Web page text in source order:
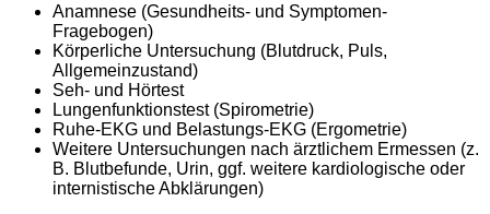
Anamnese (Gesundheits- und Symptomen-
Fragebogen)
Körperliche Untersuchung (Blutdruck, Puls,
Allgemeinzustand)
Seh- und Hörtest
Lungenfunktionstest (Spirometrie)
Ruhe-EKG und Belastungs-EKG (Ergometrie)
Weitere Untersuchungen nach ärztlichem Ermessen (z.
B. Blutbefunde, Urin, ggf. weitere kardiologische oder
internistische Abklärungen)